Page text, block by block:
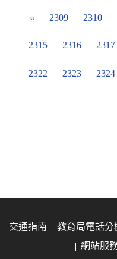
« 2309 2310
2315 2316 2317
2322 2323 2324
交通指南 教育局電話分
網站服